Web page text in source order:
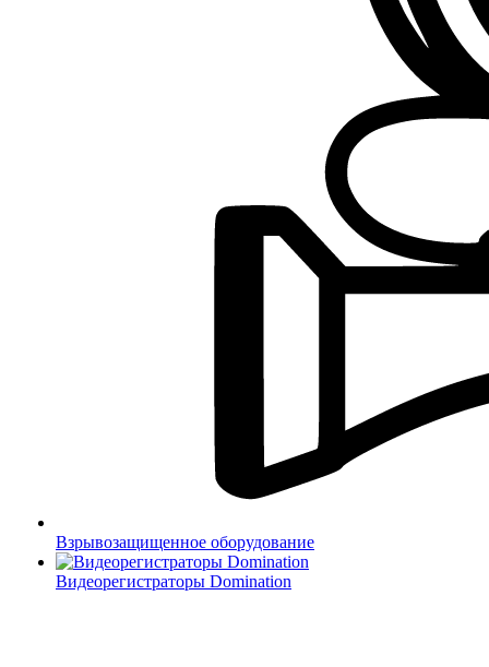
Взрывозащищенное оборудование
Видеорегистраторы Domination